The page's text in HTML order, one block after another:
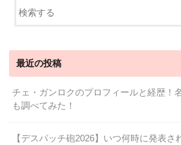
最近の投稿
チェ・ガンロクのプロフィールと経歴！
も調べてみた！
【デスパッチ砲2026】いつ何時に発表さ